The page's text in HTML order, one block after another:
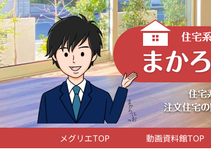
メグリエTOP 動画資料館TOP